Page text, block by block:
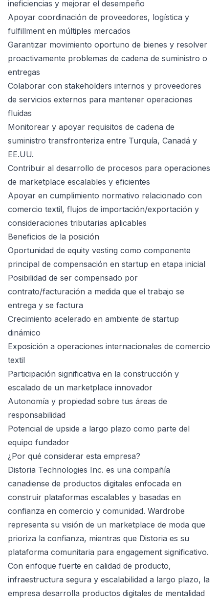
ineficiencias y mejorar el desempeño
Apoyar coordinación de proveedores, logística y
fulfillment en múltiples mercados
Garantizar movimiento oportuno de bienes y resolver
proactivamente problemas de cadena de suministro o
entregas
Colaborar con stakeholders internos y proveedores
de servicios externos para mantener operaciones
fluidas
Monitorear y apoyar requisitos de cadena de
suministro transfronteriza entre Turquía, Canadá y
EE.UU.
Contribuir al desarrollo de procesos para operaciones
de marketplace escalables y eficientes
Apoyar en cumplimiento normativo relacionado con
comercio textil, flujos de importación/exportación y
consideraciones tributarias aplicables
Beneficios de la posición
Oportunidad de equity vesting como componente
principal de compensación en startup en etapa inicial
Posibilidad de ser compensado por
contrato/facturación a medida que el trabajo se
entrega y se factura
Crecimiento acelerado en ambiente de startup
dinámico
Exposición a operaciones internacionales de comercio
textil
Participación significativa en la construcción y
escalado de un marketplace innovador
Autonomía y propiedad sobre tus áreas de
responsabilidad
Potencial de upside a largo plazo como parte del
equipo fundador
¿Por qué considerar esta empresa?
Distoria Technologies Inc. es una compañía
canadiense de productos digitales enfocada en
construir plataformas escalables y basadas en
confianza en comercio y comunidad. Wardrobe
representa su visión de un marketplace de moda que
prioriza la confianza, mientras que Distoria es su
plataforma comunitaria para engagement significativo.
Con enfoque fuerte en calidad de producto,
infraestructura segura y escalabilidad a largo plazo, la
empresa desarrolla productos digitales de mentalidad